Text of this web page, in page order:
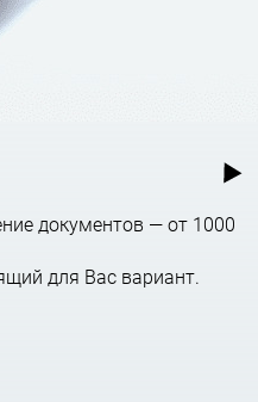
документов — от 1000
для Вас вариант.